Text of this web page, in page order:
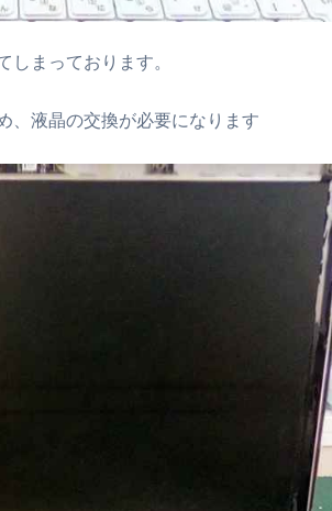
しまっております。
、液晶の交換が必要になります